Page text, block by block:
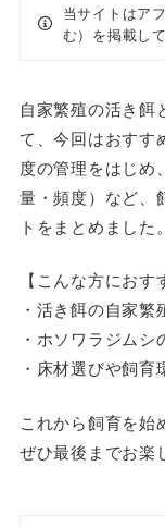
当サイトはア
む）を掲載し
自家繁殖の活き餌
て、今回はおすす
度の管理をはじめ
量・頻度）など、
トをまとめました。
【こんな方におす
・活き餌の自家
・ホソワラジム
・床材選びや飼
これから飼育を始
ぜひ最後までお楽